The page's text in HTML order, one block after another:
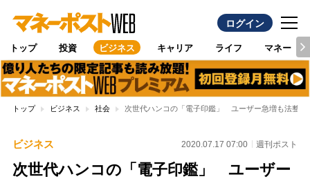
ログイン
トップ 投資 ビジネス キャリア ライフ マネー
トップ ビジネス 社会 次世代ハンコの「電子印鑑」 ユーザー急増も法整備
ビジネス 2020.07.17 07:00 週刊ポスト
次世代ハンコの「電子印鑑」 ユーザー